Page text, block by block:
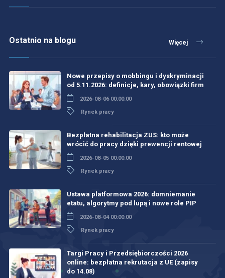
Ostatnio na blogu Więcej
Nowe przepisy o mobbingu i dyskryminacji
od 5.11.2026: definicje, kary, obowiązki firm
2026-08-06 00:00:00
Rynek pracy
Bezpłatna rehabilitacja ZUS: kto może
wrócić do pracy dzięki prewencji rentowej
2026-08-05 00:00:00
Rynek pracy
Ustawa platformowa 2026: domniemanie
etatu, algorytmy pod lupą i nowe role PIP
2026-08-04 00:00:00
Rynek pracy
Targi Pracy i Przedsiębiorczości 2026
online: bezpłatna rekrutacja z UE (zapisy
do 14.08)